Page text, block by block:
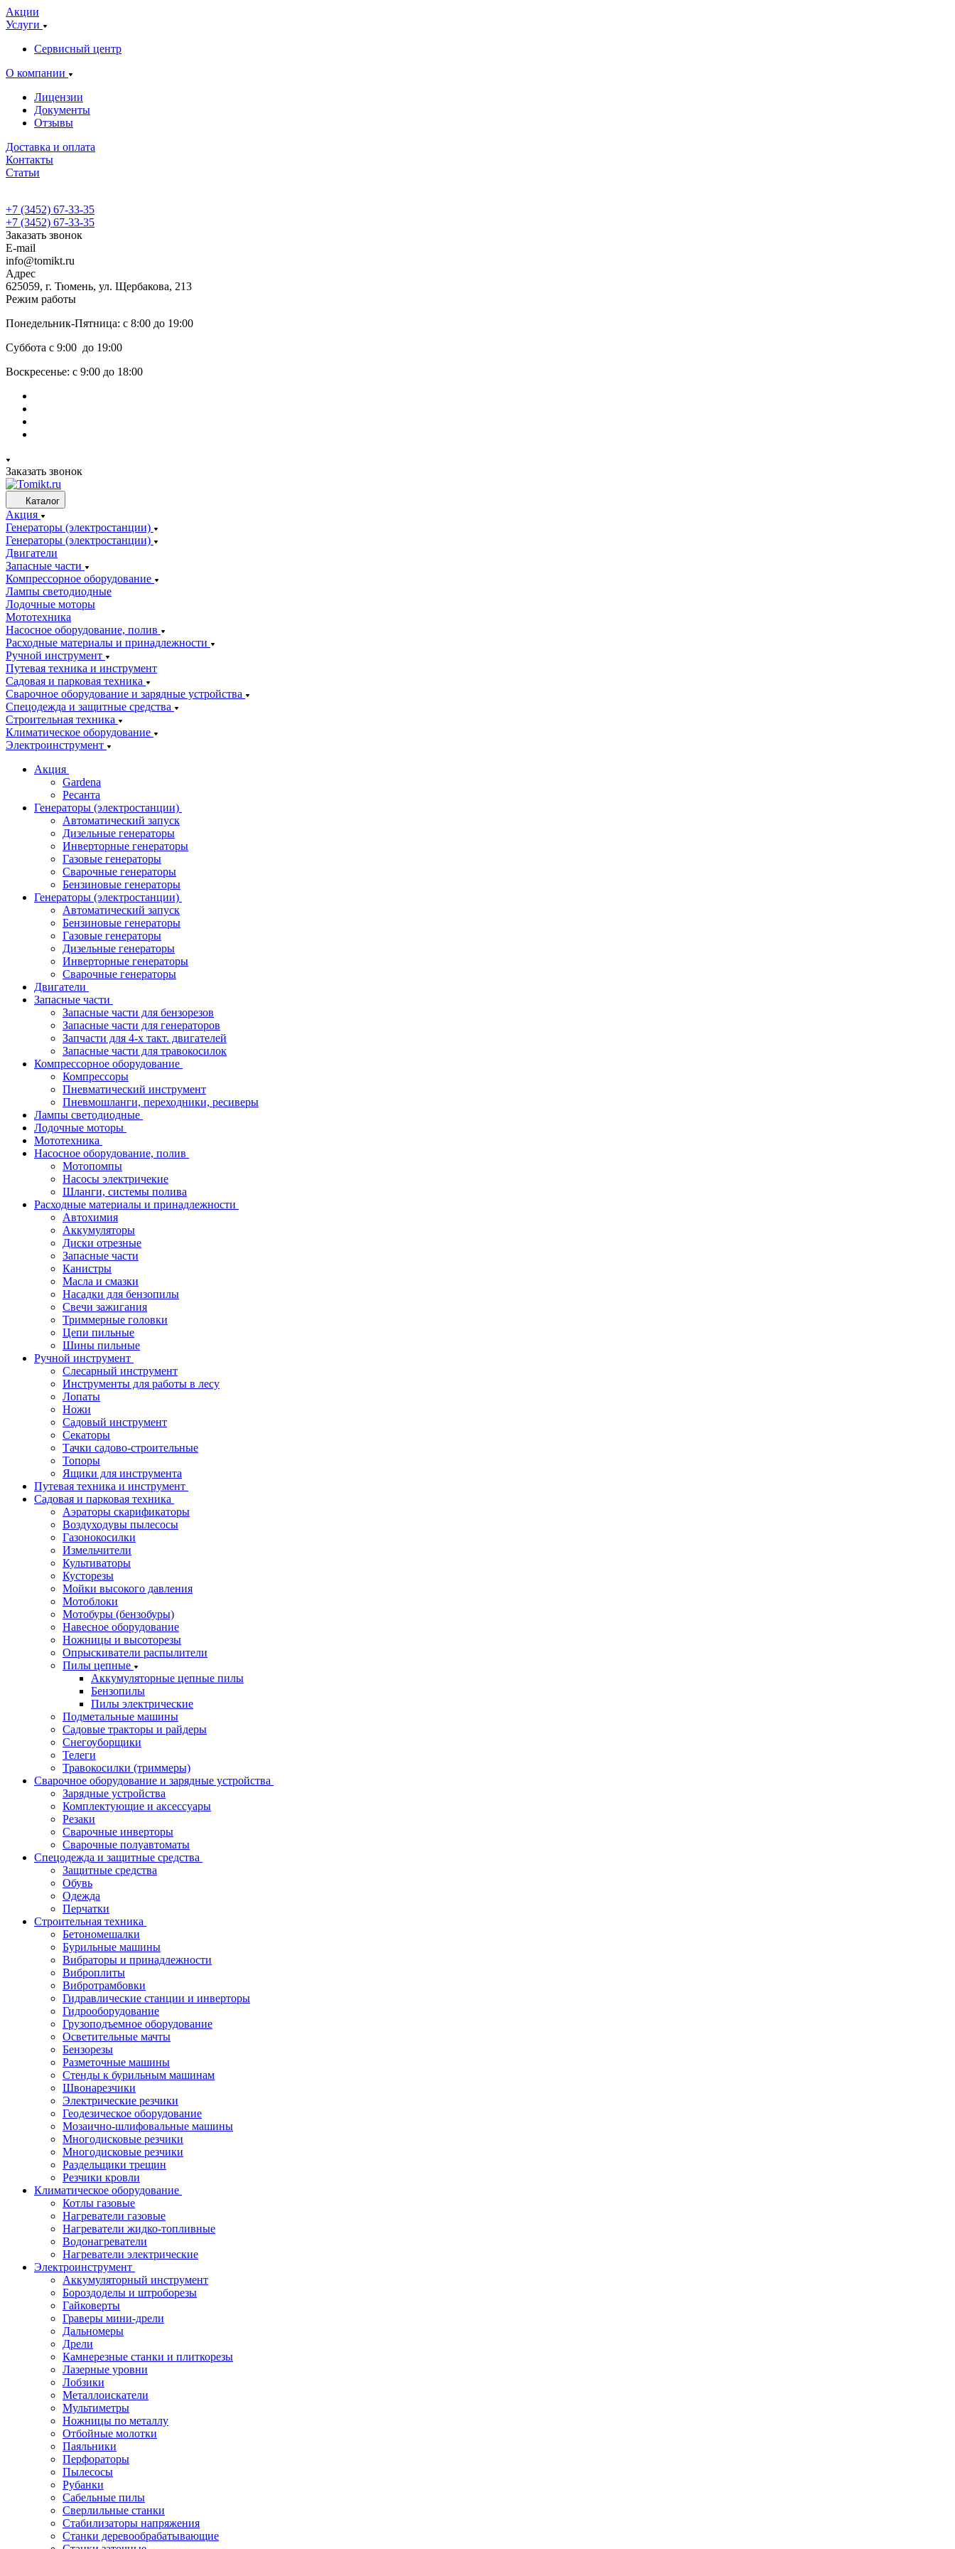
Акции
Услуги
Сервисный центр
О компании
Лицензии
Документы
Отзывы
Доставка и оплата
Контакты
Статьи
+7 (3452) 67-33-35
+7 (3452) 67-33-35
Заказать звонок
E-mail
info@tomikt.ru
Адрес
625059, г. Тюмень, ул. Щербакова, 213
Режим работы
Понедельник-Пятница: с 8:00 до 19:00
Суббота с 9:00 до 19:00
Воскресенье: с 9:00 до 18:00
Заказать звонок
Каталог
Акция
Генераторы (электростанции)
Генераторы (электростанции)
Двигатели
Запасные части
Компрессорное оборудование
Лампы светодиодные
Лодочные моторы
Мототехника
Насосное оборудование, полив
Расходные материалы и принадлежности
Ручной инструмент
Путевая техника и инструмент
Садовая и парковая техника
Сварочное оборудование и зарядные устройства
Спецодежда и защитные средства
Строительная техника
Климатическое оборудование
Электроинструмент
Акция
Gardena
Ресанта
Генераторы (электростанции)
Автоматический запуск
Дизельные генераторы
Инверторные генераторы
Газовые генераторы
Сварочные генераторы
Бензиновые генераторы
Генераторы (электростанции)
Автоматический запуск
Бензиновые генераторы
Газовые генераторы
Дизельные генераторы
Инверторные генераторы
Сварочные генераторы
Двигатели
Запасные части
Запасные части для бензорезов
Запасные части для генераторов
Запчасти для 4-х такт. двигателей
Запасные части для травокосилок
Компрессорное оборудование
Компрессоры
Пневматический инструмент
Пневмошланги, переходники, ресиверы
Лампы светодиодные
Лодочные моторы
Мототехника
Насосное оборудование, полив
Мотопомпы
Насосы электричекие
Шланги, системы полива
Расходные материалы и принадлежности
Автохимия
Аккумуляторы
Диски отрезные
Запасные части
Канистры
Масла и смазки
Насадки для бензопилы
Свечи зажигания
Триммерные головки
Цепи пильные
Шины пильные
Ручной инструмент
Cлесарный инструмент
Инструменты для работы в лесу
Лопаты
Ножи
Садовый инструмент
Секаторы
Тачки садово-строительные
Топоры
Ящики для инструмента
Путевая техника и инструмент
Садовая и парковая техника
Аэраторы скарификаторы
Воздуходувы пылесосы
Газонокосилки
Измельчители
Культиваторы
Кусторезы
Мойки высокого давления
Мотоблоки
Мотобуры (бензобуры)
Навесное оборудование
Ножницы и высоторезы
Опрыскиватели распылители
Пилы цепные
Аккумуляторные цепные пилы
Бензопилы
Пилы электрические
Подметальные машины
Садовые тракторы и райдеры
Снегоуборщики
Телеги
Травокосилки (триммеры)
Сварочное оборудование и зарядные устройства
Зарядные устройства
Комплектующие и аксессуары
Резаки
Сварочные инверторы
Сварочные полуавтоматы
Спецодежда и защитные средства
Защитные средства
Обувь
Одежда
Перчатки
Строительная техника
Бетономешалки
Бурильные машины
Вибраторы и принадлежности
Виброплиты
Вибротрамбовки
Гидравлические станции и инверторы
Гидрооборудование
Грузоподъемное оборудование
Осветительные мачты
Бензорезы
Разметочные машины
Стенды к бурильным машинам
Швонарезчики
Электрические резчики
Геодезическое оборудование
Мозаично-шлифовальные машины
Многодисковые резчики
Многодисковые резчики
Раздельщики трещин
Резчики кровли
Климатическое оборудование
Котлы газовые
Нагреватели газовые
Нагреватели жидко-топливные
Водонагреватели
Нагреватели электрические
Электроинструмент
Аккумуляторный инструмент
Бороздоделы и штроборезы
Гайковерты
Граверы мини-дрели
Дальномеры
Дрели
Камнерезные станки и плиткорезы
Лазерные уровни
Лобзики
Металлоискатели
Мультиметры
Ножницы по металлу
Отбойные молотки
Паяльники
Перфораторы
Пылесосы
Рубанки
Сабельные пилы
Сверлильные станки
Стабилизаторы напряжения
Станки деревообрабатывающие